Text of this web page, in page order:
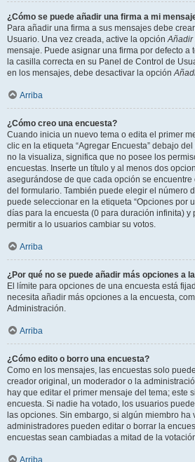
¿Cómo se puede añadir una firma a mi
Para añadir una firma a sus mensajes debe
Usuario. Una vez creada, active la opciónAñadir
mensaje. Puede asignar una firma por defecto a
la casilla correcta en su Panel de Control de
en los mensajes, debe desactivar la opción
Arriba
¿Cómo creo una encuesta?
Cuando inicia un nuevo tema o edita el primer
clic en la etiqueta “Agregar Encuesta” debajo
no la visualiza, significa que no posee los
encuestas. Inserte un título y al menos dos
asegurándose de que cada opción se
del formulario. También puede elegir el número
puede seleccionar en la etiqueta “Opciones por
días para la encuesta (0 para duración infinita) y
permitir a lo usuarios cambiar su votos.
Arriba
¿Por qué no se puede añadir más opciones a
El límite para opciones de una encuesta está
necesita añadir más opciones a la encuesta,
Administración.
Arriba
¿Cómo edito o borro una encuesta?
Como en los mensajes, las encuestas solo
creador original, un moderador o la
hay que editar el primer mensaje del tema; este
encuesta. Si nadie ha votado, los usuarios
las opciones. Sin embargo, si algún miembro
administradores pueden editar o borrar la
encuestas sean cambiadas a mitad de la
Arriba